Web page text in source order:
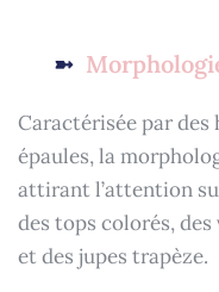
Caractérisée par des
épaules, la
attirant l’attention
des tops colorés,
et des jupes trapèze.